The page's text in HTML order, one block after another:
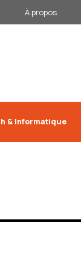
À propos
& Informatique